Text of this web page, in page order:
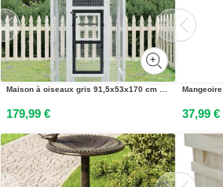
Maison à oiseaux gris 91,5x53x170 cm bois massif de pin
179,99 € 37,99 €